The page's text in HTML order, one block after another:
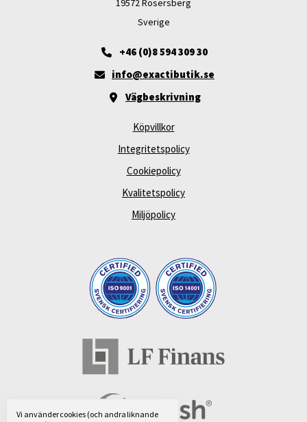
19572 Rosersberg
Sverige
+46 (0)8 594 309 30
info@exactibutik.se
Vägbeskrivning
Köpvillkor
Integritetspolicy
Cookiepolicy
Kvalitetspolicy
Miljöpolicy
Vi använder cookies (och andra liknande